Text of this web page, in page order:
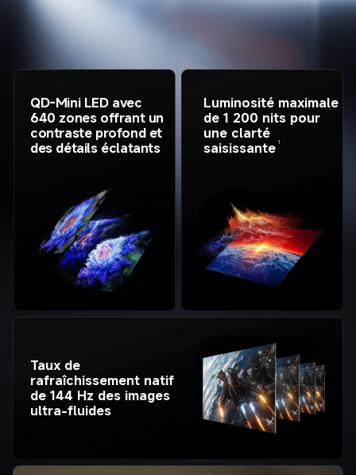
QD-Mini LED avec
640 zones offrant un
contraste profond et
des détails éclatants
Luminosité maximale
de 1 200 nits pour
une clarté
saisissante 1
Taux de
rafraîchissement natif
de 144 Hz des images
ultra-fluides